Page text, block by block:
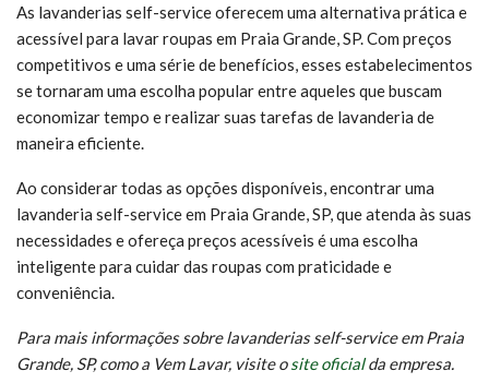
As lavanderias self-service oferecem uma alternativa prática e
acessível para lavar roupas em Praia Grande, SP. Com preços
competitivos e uma série de benefícios, esses estabelecimentos
se tornaram uma escolha popular entre aqueles que buscam
economizar tempo e realizar suas tarefas de lavanderia de
maneira eficiente.
Ao considerar todas as opções disponíveis, encontrar uma
lavanderia self-service em Praia Grande, SP, que atenda às suas
necessidades e ofereça preços acessíveis é uma escolha
inteligente para cuidar das roupas com praticidade e
conveniência.
Para mais informações sobre lavanderias self-service em Praia
Grande, SP, como a Vem Lavar, visite osite oficialda empresa.